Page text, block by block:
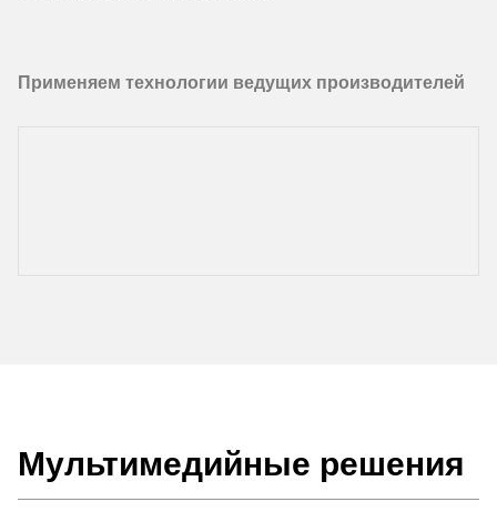
Применяем технологии ведущих производителей
Мультимедийные решения